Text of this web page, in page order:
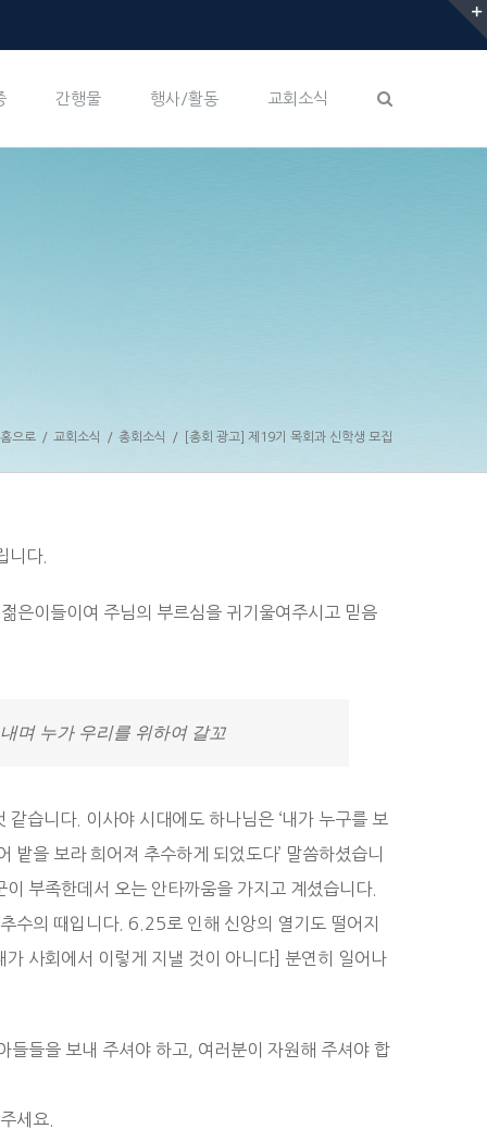
간행물 행사/활동 교회소식
홈으로 / 교회소식 / 총회소식 / [총회 광고] 제19기 목회과 신학생 모집
니다.
은이들이여 주님의 부르심을 귀기울여주시고 믿음
며 누가 우리를 위하여 갈꼬
습니다. 이사야 시대에도 하나님은 ‘내가 누구를 보
밭을 보라 희어져 추수하게 되었도다’ 말씀하셨습니
부족한데서 오는 안타까움을 가지고 계셨습니다.
수의 때입니다. 6.25로 인해 신앙의 열기도 떨어지
사회에서 이렇게 지낼 것이 아니다] 분연히 일어나
들들을 보내 주셔야 하고, 여러분이 자원해 주셔야 합
세요.